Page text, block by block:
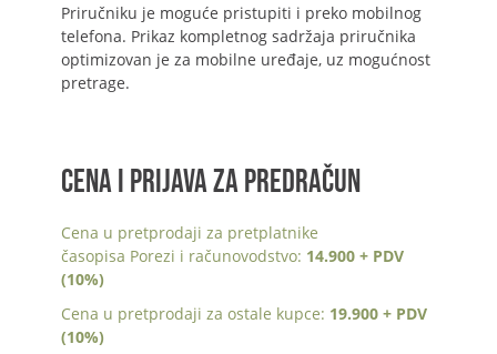
Priručniku je moguće pristupiti i preko mobilnog
telefona. Prikaz kompletnog sadržaja priručnika
optimizovan je za mobilne uređaje, uz mogućnost
pretrage.
CENA I PRIJAVA ZA PREDRAČUN
Cena u pretprodaji za pretplatnike
časopisa Porezi i računovodstvo: 14.900 + PDV
(10%)
Cena u pretprodaji za ostale kupce: 19.900 + PDV
(10%)